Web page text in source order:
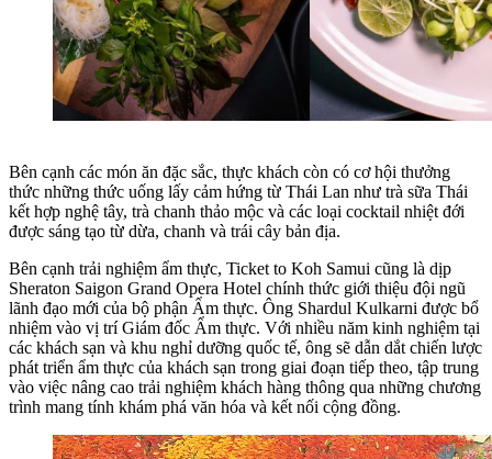
Bên cạnh các món ăn đặc sắc, thực khách còn có cơ hội thưởng
thức những thức uống lấy cảm hứng từ Thái Lan như trà sữa Thái
kết hợp nghệ tây, trà chanh thảo mộc và các loại cocktail nhiệt đới
được sáng tạo từ dừa, chanh và trái cây bản địa.
Bên cạnh trải nghiệm ẩm thực, Ticket to Koh Samui cũng là dịp
Sheraton Saigon Grand Opera Hotel chính thức giới thiệu đội ngũ
lãnh đạo mới của bộ phận Ẩm thực. Ông Shardul Kulkarni được bổ
nhiệm vào vị trí Giám đốc Ẩm thực. Với nhiều năm kinh nghiệm tại
các khách sạn và khu nghỉ dưỡng quốc tế, ông sẽ dẫn dắt chiến lược
phát triển ẩm thực của khách sạn trong giai đoạn tiếp theo, tập trung
vào việc nâng cao trải nghiệm khách hàng thông qua những chương
trình mang tính khám phá văn hóa và kết nối cộng đồng.